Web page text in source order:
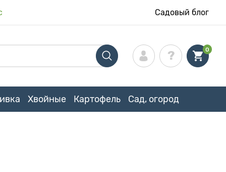
Садовый блог
0
Хвойные Картофель Сад, огород